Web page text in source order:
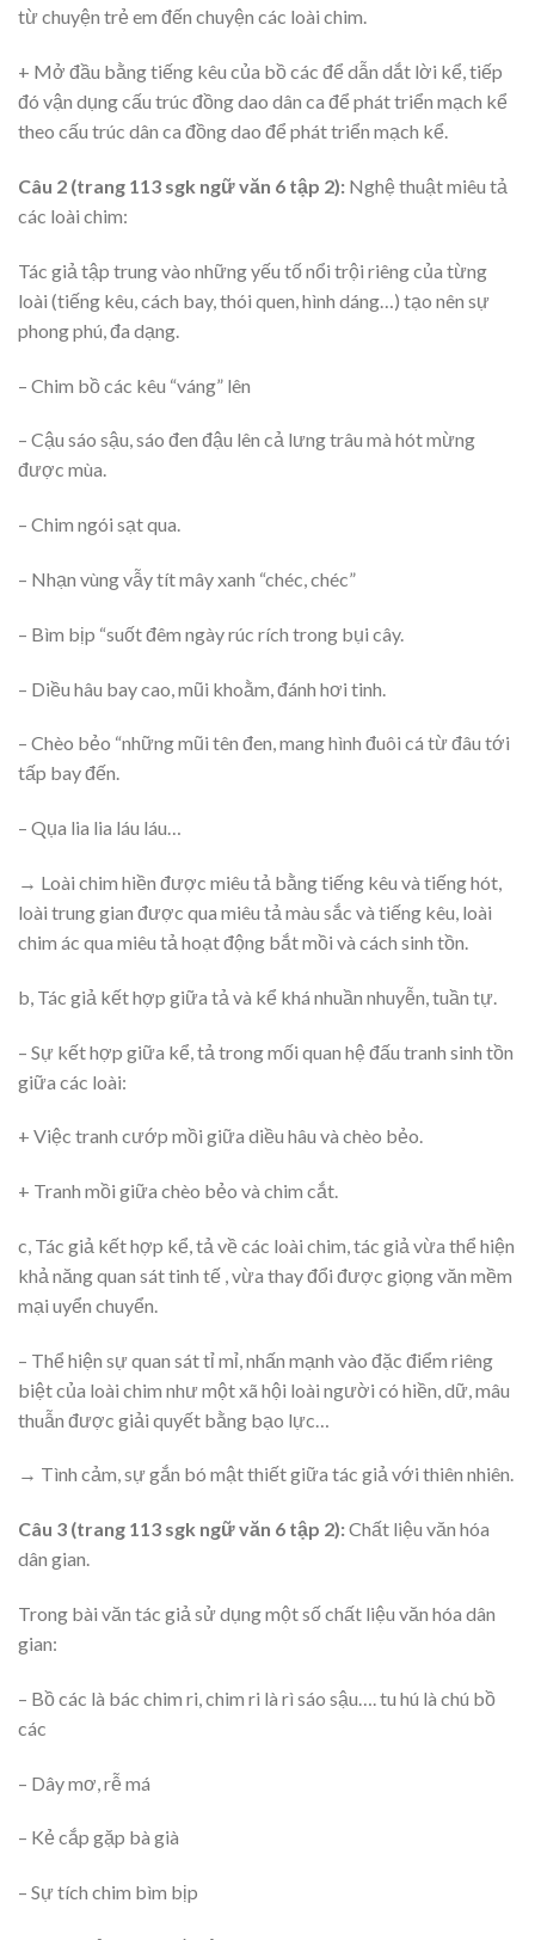
từ chuyện trẻ em đến chuyện các loài chim.
+ Mở đầu bằng tiếng kêu của bồ các để dẫn dắt lời kể, tiếp
đó vận dụng cấu trúc đồng dao dân ca để phát triển mạch kể
theo cấu trúc dân ca đồng dao để phát triển mạch kể.
Câu 2 (trang 113 sgk ngữ văn 6 tập 2): Nghệ thuật miêu tả
các loài chim:
Tác giả tập trung vào những yếu tố nổi trội riêng của từng
loài (tiếng kêu, cách bay, thói quen, hình dáng…) tạo nên sự
phong phú, đa dạng.
– Chim bồ các kêu “váng” lên
– Cậu sáo sậu, sáo đen đậu lên cả lưng trâu mà hót mừng
được mùa.
– Chim ngói sạt qua.
– Nhạn vùng vẫy tít mây xanh “chéc, chéc”
– Bìm bịp “suốt đêm ngày rúc rích trong bụi cây.
– Diều hâu bay cao, mũi khoằm, đánh hơi tinh.
– Chèo bẻo “những mũi tên đen, mang hình đuôi cá từ đâu tới
tấp bay đến.
– Qụa lia lia láu láu…
→ Loài chim hiền được miêu tả bằng tiếng kêu và tiếng hót,
loài trung gian được qua miêu tả màu sắc và tiếng kêu, loài
chim ác qua miêu tả hoạt động bắt mồi và cách sinh tồn.
b, Tác giả kết hợp giữa tả và kể khá nhuần nhuyễn, tuần tự.
– Sự kết hợp giữa kể, tả trong mối quan hệ đấu tranh sinh tồn
giữa các loài:
+ Việc tranh cướp mồi giữa diều hâu và chèo bẻo.
+ Tranh mồi giữa chèo bẻo và chim cắt.
c, Tác giả kết hợp kể, tả về các loài chim, tác giả vừa thể hiện
khả năng quan sát tinh tế , vừa thay đổi được giọng văn mềm
mại uyển chuyển.
– Thể hiện sự quan sát tỉ mỉ, nhấn mạnh vào đặc điểm riêng
biệt của loài chim như một xã hội loài người có hiền, dữ, mâu
thuẫn được giải quyết bằng bạo lực…
→ Tình cảm, sự gắn bó mật thiết giữa tác giả với thiên nhiên.
Câu 3 (trang 113 sgk ngữ văn 6 tập 2):Chất liệu văn hóa
dân gian.
Trong bài văn tác giả sử dụng một số chất liệu văn hóa dân
gian:
– Bồ các là bác chim ri, chim ri là rì sáo sậu…. tu hú là chú bồ
các
– Dây mơ, rễ má
– Kẻ cắp gặp bà già
– Sự tích chim bìm bịp